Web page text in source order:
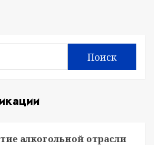
Поиск
алкогольной отрасли